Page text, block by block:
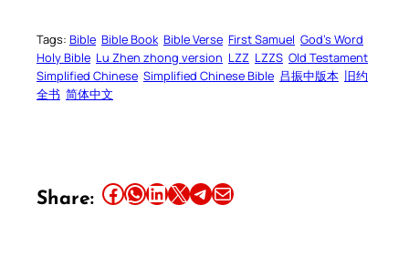
Tags: Bible Bible Book Bible Verse First Samuel God’s Word
Holy Bible Lu Zhen zhong version LZZ LZZS Old Testament
Simplified Chinese Simplified Chinese Bible 吕振中版本 旧约
全书 简体中文
Share: Share this article on Facebook Share this article on WhatsApp Share this article on LinkedIn Share this article on X Share this article on TelegramEmail this Article